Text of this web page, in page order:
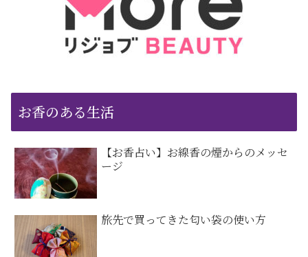
お香のある生活
【お香占い】お線香の煙からのメッセ
ージ
旅先で買ってきた匂い袋の使い方